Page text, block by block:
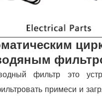
фильтр это
примеси и